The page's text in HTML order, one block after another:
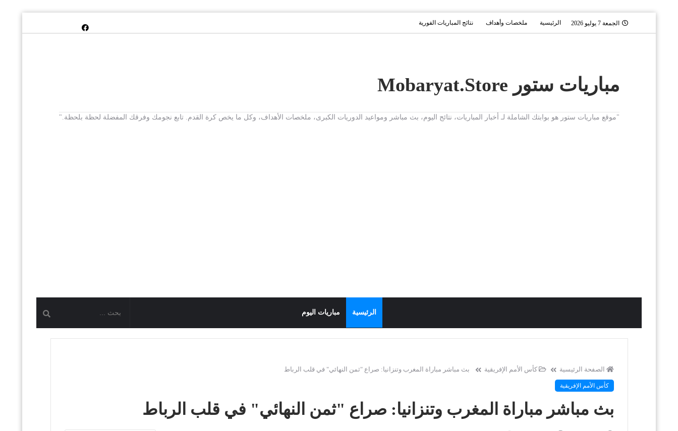
الجمعة 7 يوليو 2026 الرئيسية ملخصات وأهداف نتائج المباريات الفورية
مباريات ستور Mobaryat.Store
"موقع مباريات ستور هو بوابتك الشاملة لـ أخبار المباريات، نتائج اليوم، بث مباشر ومواعيد الدوريات الكبرى، ملخصات الأهداف، وكل ما يخص كرة القدم. تابع نجومك وفرقك المفضلة لحظة بلحظة."
الرئيسية مباريات اليوم
الصفحة الرئيسية كأس الأمم الإفريقية بث مباشر مباراة المغرب وتنزانيا: صراع "ثمن النهائي" في قلب الرباط
كأس الأمم الإفريقية
بث مباشر مباراة المغرب وتنزانيا: صراع "ثمن النهائي" في قلب الرباط